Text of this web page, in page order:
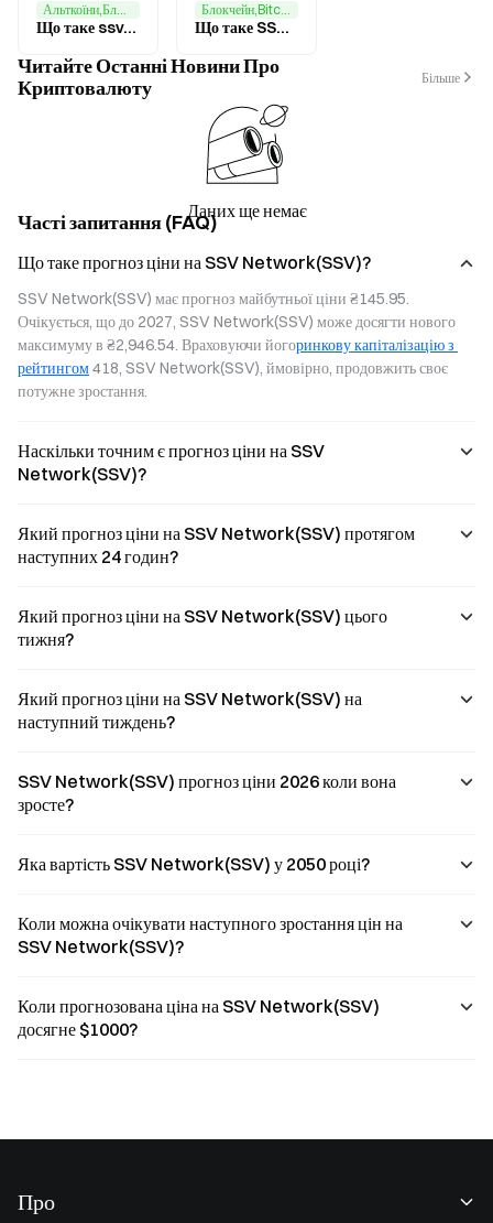
Альткоїни,Блокчейн
Що таке ssv.network? Все, що вам потрібно знати про SSV
Блокчейн,Bitcoin,Головні новини
Що таке SSV Network? Як розподілена технологія Валідатора (DVT) підвищує безпеку Стейкінгу Ethereum
Читайте Останні Новини Про
Криптовалюту
Більше
Даних ще немає
Часті запитання (FAQ)
Що таке прогноз ціни на SSV Network(SSV)?
SSV Network(SSV) має прогноз майбутньої ціни ₴145.95.
Очікується, що до 2027, SSV Network(SSV) може досягти нового
максимуму в ₴2,946.54. Враховуючи йогоринкову капіталізацію з
рейтингом 418, SSV Network(SSV), ймовірно, продовжить своє
потужне зростання.
Наскільки точним є прогноз ціни на SSV
Network(SSV)?
Який прогноз ціни на SSV Network(SSV) протягом
наступних 24 годин?
Який прогноз ціни на SSV Network(SSV) цього
тижня?
Який прогноз ціни на SSV Network(SSV) на
наступний тиждень?
SSV Network(SSV) прогноз ціни 2026 коли вона
зросте?
Яка вартість SSV Network(SSV) у 2050 році?
Коли можна очікувати наступного зростання цін на
SSV Network(SSV)?
Коли прогнозована ціна на SSV Network(SSV)
досягне $1000?
Про